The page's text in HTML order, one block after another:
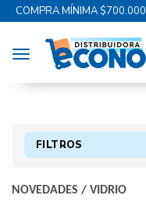
COMPRA MÍNIMA $700.000
Toggle navigation
FILTROS
NOVEDADES / VIDRIO